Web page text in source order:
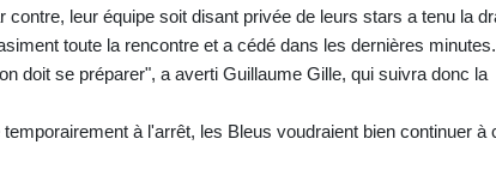
contre, leur équipe soit disant privée de leurs stars a tenu la
toute la rencontre et a cédé dans les dernières
doit se préparer", a averti Guillaume Gille, qui suivra donc la
à l'arrêt, les Bleus voudraient bien continuer à